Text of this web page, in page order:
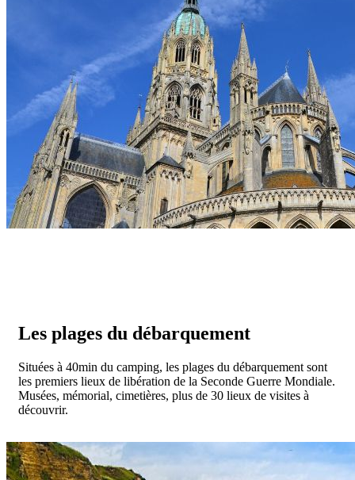
Les plages du débarquement
Situées à 40min du camping, les plages du débarquement sont
les premiers lieux de libération de la Seconde Guerre Mondiale.
Musées, mémorial, cimetières, plus de 30 lieux de visites à
découvrir.